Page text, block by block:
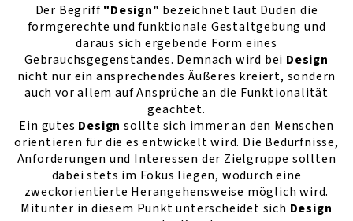
Der Begriff"Design" bezeichnet laut Duden die
formgerechte und funktionale Gestaltgebung und
daraus sich ergebende Form eines
Gebrauchsgegenstandes. Demnach wird bei Design
nicht nur ein ansprechendes Äußeres kreiert, sondern
auch vor allem auf Ansprüche an die Funktionalität
geachtet.
Ein gutes Design sollte sich immer an den Menschen
orientieren für die es entwickelt wird. Die Bedürfnisse,
Anforderungen und Interessen der Zielgruppe sollten
dabei stets im Fokus liegen, wodurch eine
zweckorientierte Herangehensweise möglich wird.
Mitunter in diesem Punkt unterscheidet sich Design